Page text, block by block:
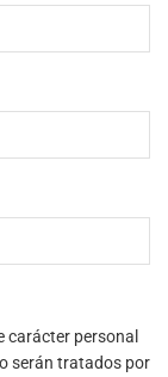
carácter personal
serán tratados por